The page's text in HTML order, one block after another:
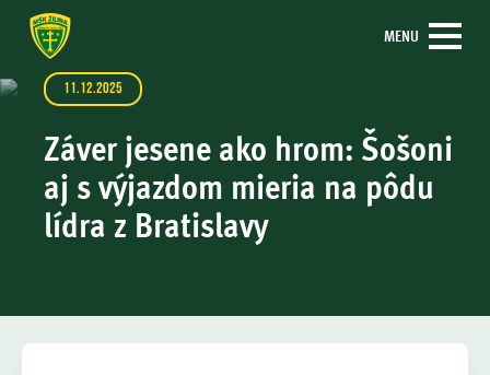
MENU
11.12.2025
Záver jesene ako hrom: Šošoni
aj s výjazdom mieria na pôdu
lídra z Bratislavy